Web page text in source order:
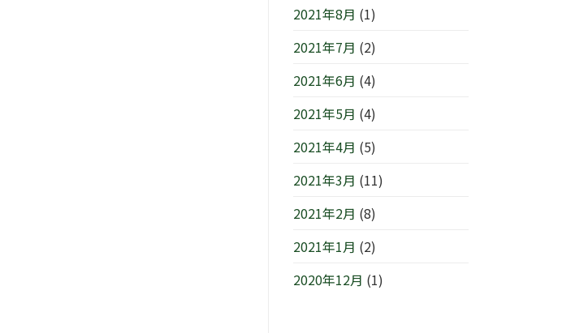
2021年8月 (1)
2021年7月 (2)
2021年6月 (4)
2021年5月 (4)
2021年4月 (5)
2021年3月 (11)
2021年2月 (8)
2021年1月 (2)
2020年12月 (1)